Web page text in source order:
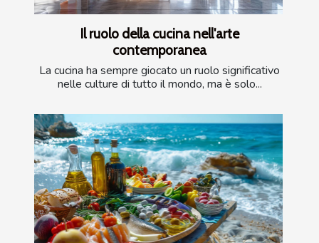
Il ruolo della cucina nell'arte
contemporanea
La cucina ha sempre giocato un ruolo significativo
nelle culture di tutto il mondo, ma è solo...